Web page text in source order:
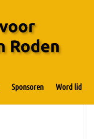
Sponsoren Word lid